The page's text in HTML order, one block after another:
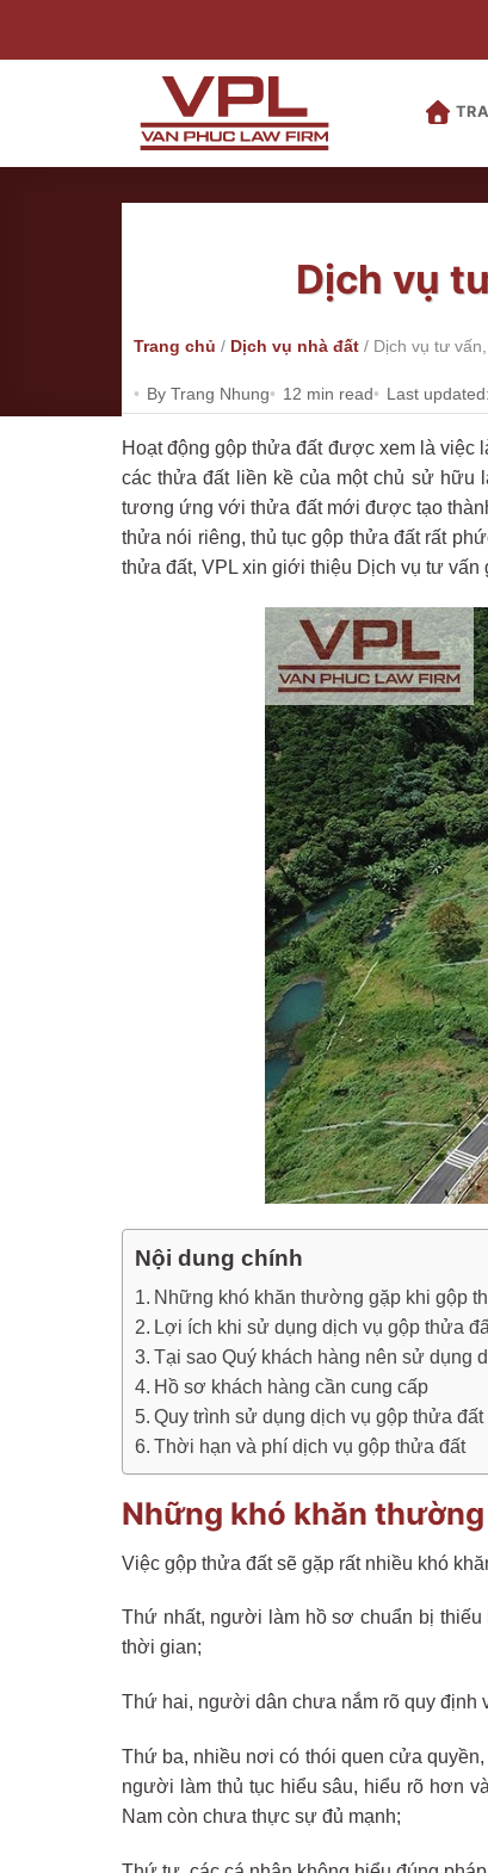
Dịch vụ
Trang chủ / Dịch vụ nhà đất / Dịch vụ tư
By Trang Nhung 12 min read Last
Hoạt động gộp thửa đất được xem là việc
các thửa đất liền kề của một chủ sử hữu
tương ứng với thửa đất mới được tạo
thửa nói riêng, thủ tục gộp thửa đất rất
thửa đất, VPL xin giới thiệu Dịch vụ tư
Nội dung chính
Những khó khăn thường gặp khi gộp
Lợi ích khi sử dụng dịch vụ gộp thửa
Tại sao Quý khách hàng nên sử dụng
Hồ sơ khách hàng cần cung cấp
Quy trình sử dụng dịch vụ gộp thửa đất
Thời hạn và phí dịch vụ gộp thửa đất
Những khó khăn
Việc gộp thửa đất sẽ gặp rất nhiều khó
Thứ nhất, người làm hồ sơ chuẩn bị thiếu
thời gian;
Thứ hai, người dân chưa nắm rõ quy định
Thứ ba, nhiều nơi có thói quen cửa
người làm thủ tục hiểu sâu, hiểu rõ hơn
Nam còn chưa thực sự đủ mạnh;